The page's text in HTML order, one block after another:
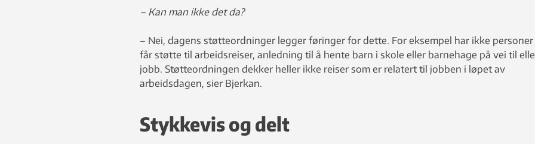
– Kan man ikke det da?
– Nei, dagens støtteordninger legger føringer for dette. For eksempel har ikke personer
får støtte til arbeidsreiser, anledning til å hente barn i skole eller barnehage på vei til
jobb. Støtteordningen dekker heller ikke reiser som er relatert til jobben i løpet av
arbeidsdagen, sier Bjerkan.
Stykkevis og delt